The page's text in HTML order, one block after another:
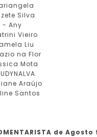
Silva
- Any
Vieiro
Liu
na Flor
Mota
Araújo
Santos
de Agosto